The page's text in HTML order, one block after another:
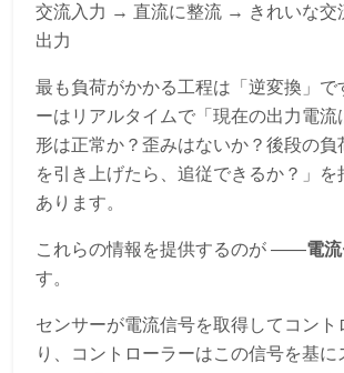
交流入力 → 直流に整流 → きれいな交
出力
最も負荷がかかる工程は「逆変換」で
ーはリアルタイムで「現在の出力電流
形は正常か？歪みはないか？後段の負
を引き上げたら、追従できるか？」を
あります。
これらの情報を提供するのが ——電
す。
センサーが電流信号を取得してコント
り、コントローラーはこの信号を基